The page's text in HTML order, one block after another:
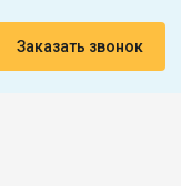
Заказать звонок